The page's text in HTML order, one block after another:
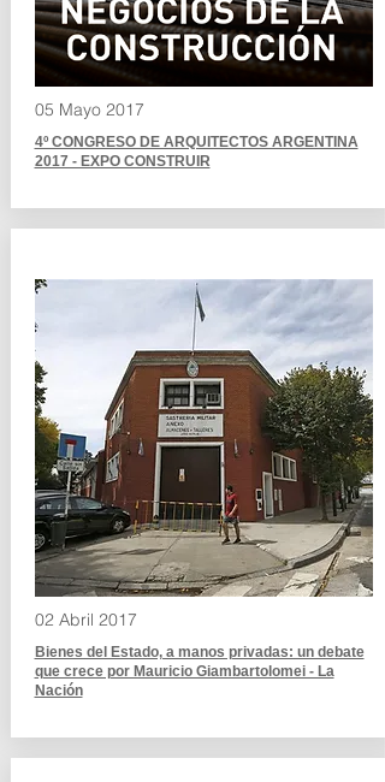
05 Mayo 2017
4º CONGRESO DE ARQUITECTOS ARGENTINA
2017 - EXPO CONSTRUIR
02 Abril 2017
Bienes del Estado, a manos privadas: un debate
que crece por Mauricio Giambartolomei - La
Nación